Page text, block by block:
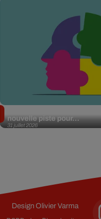
31 juillet 2026
nouvelle piste pour...
DesignOlivier Varma